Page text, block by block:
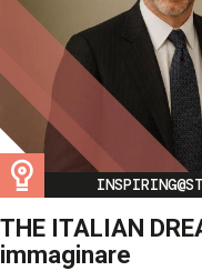
Image
THE ITALIAN
immaginare